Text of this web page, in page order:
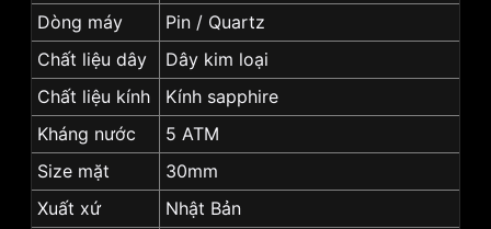
Dòng máy
Pin / Quartz
Chất liệu dây
Dây kim loại
Chất liệu kính
Kính sapphire
Kháng nước
5 ATM
Size mặt
30mm
Xuất xứ
Nhật Bản